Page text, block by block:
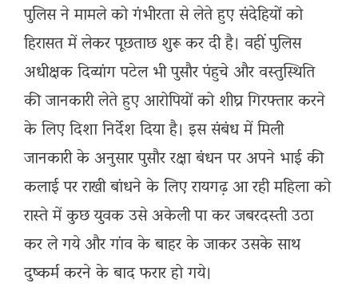
पुलिस ने मामले को गंभीरता से लेते हुए संदेहियों को
हिरासत में लेकर पूछताछ शुरू कर दी है। वहीं पुलिस
अधीक्षक दिव्यांग पटेल भी पुसौर पंहुचे और वस्तुस्थिति
की जानकारी लेते हुए आरोपियों को शीघ्र गिरफ्तार करने
के लिए दिशा निर्देश दिया है। इस संबंध में मिली
जानकारी के अनुसार पुसौर रक्षा बंधन पर अपने भाई की
कलाई पर राखी बांधने के लिए रायगढ़ आ रही महिला को
रास्ते में कुछ युवक उसे अकेली पा कर जबरदस्ती उठा
कर ले गये और गांव के बाहर के जाकर उसके साथ
दुष्कर्म करने के बाद फरार हो गये।